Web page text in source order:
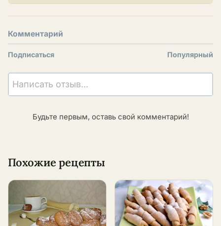
Комментарий
Подписаться Популярный
Написать отзыв...
Будьте первым, оставь свой комментарий!
Похожие рецепты